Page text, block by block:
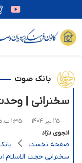
بانک صوت
سخنرانی |
25 تیر 1404 - 1:35 ب.ظ
انجوی نژاد
صفحه نخست
سخنرانی حجت الاسلام